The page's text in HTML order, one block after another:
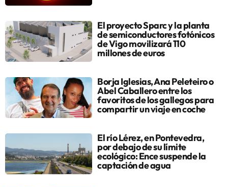
El proyecto Sparc y la planta
de semiconductores fotónicos
de Vigo movilizará 110
millones de euros
Borja Iglesias, Ana Peleteiro o
Abel Caballero entre los
favoritos de los gallegos para
compartir un viaje en coche
El río Lérez, en Pontevedra,
por debajo de su límite
ecológico: Ence suspende la
captación de agua